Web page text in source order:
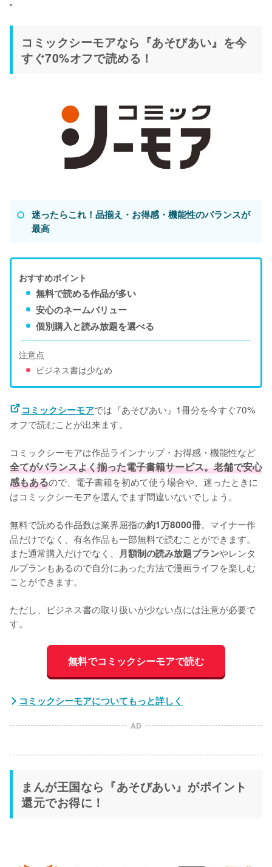
"
コミックシーモアなら『あそびあい』を今
すぐ70%オフで読める！
迷ったらこれ！品揃え・お得感・機能性のバランスが
最高
おすすめポイント
無料で読める作品が多い
安心のネームバリュー
個別購入と読み放題を選べる
注意点
ビジネス書は少なめ
コミックシーモアでは『あそびあい』1冊分を今すぐ70%
オフで読むことが出来ます。
コミックシーモアは作品ラインナップ・お得感・機能性など
全てがバランスよく揃った電子書籍サービス。老舗で安心
感もあるので、電子書籍を初めて使う場合や、迷ったときに
はコミックシーモアを選んでまず間違いないでしょう。
無料で読める作品数は業界屈指の約1万8000冊。マイナー作
品だけでなく、有名作品も一部無料で読むことができます。
また通常購入だけでなく、 月額制の読み放題プランやレンタ
ルプランもあるので自分にあった方法で漫画ライフを楽しむ
ことができます。
ただし、ビジネス書の取り扱いが少ない点には注意が必要で
す。
無料でコミックシーモアで読む
コミックシーモアについてもっと詳しく
AD
まんが王国なら『あそびあい』がポイント
還元でお得に！